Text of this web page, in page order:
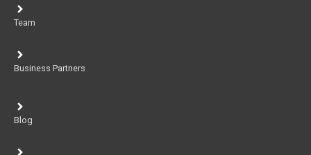
Team
Business Partners
Blog